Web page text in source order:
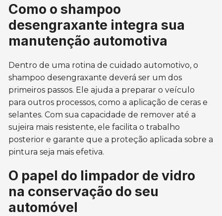
Como o shampoo
desengraxante integra sua
manutenção automotiva
Dentro de uma rotina de cuidado automotivo, o
shampoo desengraxante deverá ser um dos
primeiros passos. Ele ajuda a preparar o veículo
para outros processos, como a aplicação de ceras e
selantes. Com sua capacidade de remover até a
sujeira mais resistente, ele facilita o trabalho
posterior e garante que a proteção aplicada sobre a
pintura seja mais efetiva.
O papel do limpador de vidro
na conservação do seu
automóvel